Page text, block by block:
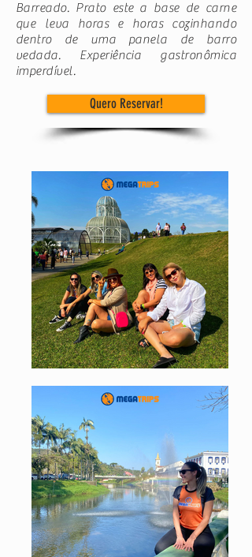
Barreado. Prato este a base de carne
que leva horas e horas cozinhando
dentro de uma panela de barro
vedada. Experiência gastronômica
imperdível.
Quero Reservar!